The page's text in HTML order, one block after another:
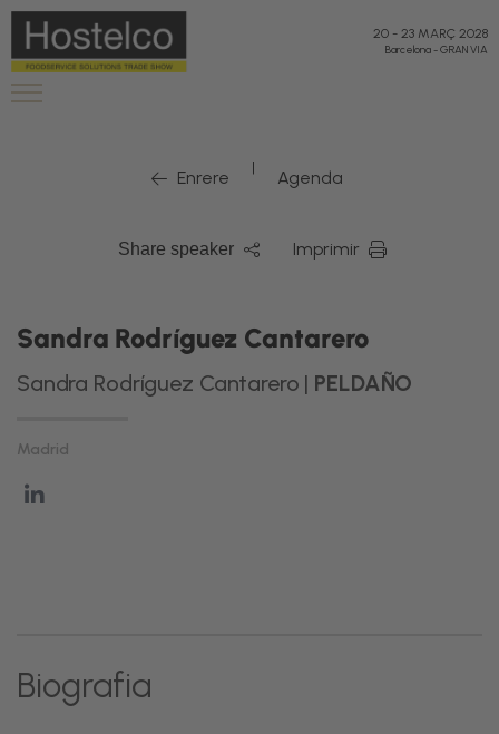
20 - 23 MARÇ 2028
Barcelona-GRAN VIA
Enrere | Agenda
Share speaker Imprimir
Sandra Rodríguez Cantarero
Sandra Rodríguez Cantarero | PELDAÑO
Madrid
Biografia